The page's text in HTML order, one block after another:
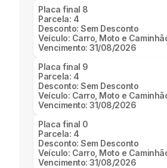
Placa final 8
Parcela: 4
Desconto:Sem Desconto
Veículo: Carro, Moto e
Vencimento:31/08/2026
Placa final 9
Parcela: 4
Desconto:Sem Desconto
Veículo: Carro, Moto e
Vencimento:31/08/2026
Placa final 0
Parcela: 4
Desconto:Sem Desconto
Veículo: Carro, Moto e
Vencimento:31/08/2026